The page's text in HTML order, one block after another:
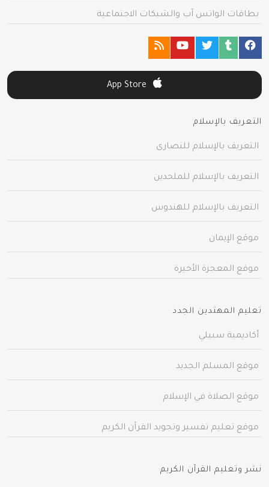
بطاقات الواتس آب والشبكات الاجتماعية
التعريف بالإسلام
التعريف بالإسلام للنصارى
التعريف بالإسلام للملحدين
التعريف بالإسلام للهندوس
موقع الإيمان
موقع المعجزة الأخيرة
تعليم المهتدين الجدد
أكاديمية سبيلي
موقع المسلم الجديد
موقع الصلاة في الإسلام
موقع تعليم تفسير وتجويد القرآن الكريم
نشر وتعليم القرآن الكريم